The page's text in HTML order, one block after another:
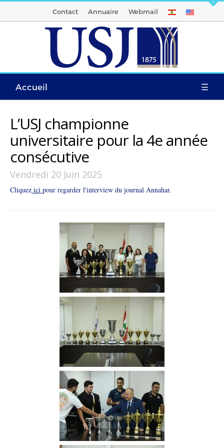
Contact Annuaire Webmail
Accueil ☰
L’USJ championne
universitaire pour la 4e année
consécutive
Vendredi 20 Juin 2025
Cliquez ici pour regarder l'interview du journal Annahar.